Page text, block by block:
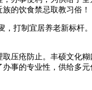
的饮食禁忌取教习俗！
打制宜居养老新标杆
疮防止。丰硕文化糊
事的专业性，供给多元